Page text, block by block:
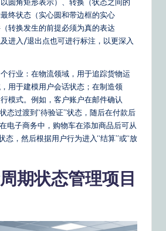
终状态（实心圆和带边框的实心
转换发生的前提必须为真的表达
进入/退出点也可进行标注，以更深入
行业：在物流领域，用于追踪货物运
用于建模用户会话状态；在制造领
模式。例如，客户账户在邮件确认
态过渡到“待验证”状态，随后在付款后
电子商务中，购物车在添加商品后可从
态，然后根据用户行为进入“结算”或“放
期状态管理项目